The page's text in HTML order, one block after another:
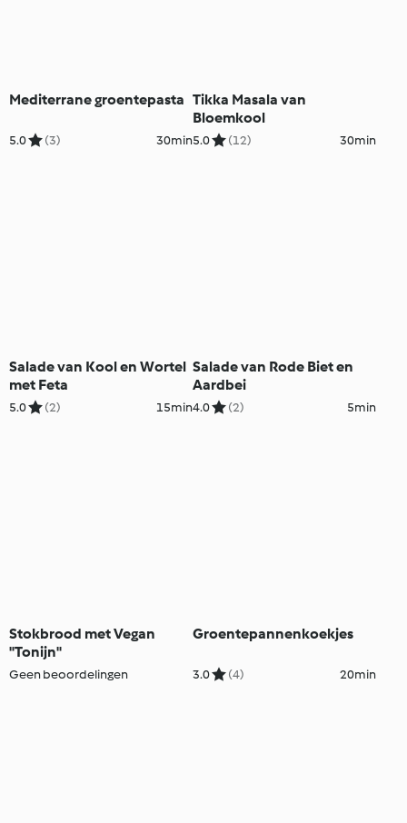
Mediterrane groentepasta
5.0 (3) 30min
Tikka Masala van
Bloemkool
5.0 (12) 30min
Salade van Kool en Wortel
met Feta
5.0 (2) 15min
Salade van Rode Biet en
Aardbei
4.0 (2) 5min
Stokbrood met Vegan
"Tonijn"
Geen beoordelingen
Groentepannenkoekjes
3.0 (4) 20min